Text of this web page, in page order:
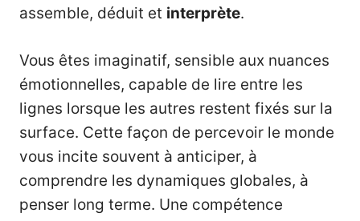
assemble, déduit et interprète.
Vous êtes imaginatif, sensible aux nuances
émotionnelles, capable de lire entre les
lignes lorsque les autres restent fixés sur la
surface. Cette façon de percevoir le monde
vous incite souvent à anticiper, à
comprendre les dynamiques globales, à
penser long terme. Une compétence